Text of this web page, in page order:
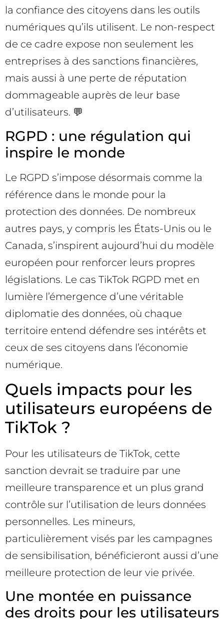
la confiance des citoyens dans les outils
numériques qu’ils utilisent. Le non-respect
de ce cadre expose non seulement les
entreprises à des sanctions financières,
mais aussi à une perte de réputation
dommageable auprès de leur base
d’utilisateurs. 💬
RGPD : une régulation qui
inspire le monde
Le RGPD s’impose désormais comme la
référence dans le monde pour la
protection des données. De nombreux
autres pays, y compris les États-Unis ou le
Canada, s’inspirent aujourd’hui du modèle
européen pour renforcer leurs propres
législations. Le cas TikTok RGPD met en
lumière l’émergence d’une véritable
diplomatie des données, où chaque
territoire entend défendre ses intérêts et
ceux de ses citoyens dans l’économie
numérique.
Quels impacts pour les
utilisateurs européens de
TikTok ?
Pour les utilisateurs de TikTok, cette
sanction devrait se traduire par une
meilleure transparence et un plus grand
contrôle sur l’utilisation de leurs données
personnelles. Les mineurs,
particulièrement visés par les campagnes
de sensibilisation, bénéficieront aussi d’une
meilleure protection de leur vie privée.
Une montée en puissance
des droits pour les utilisateurs